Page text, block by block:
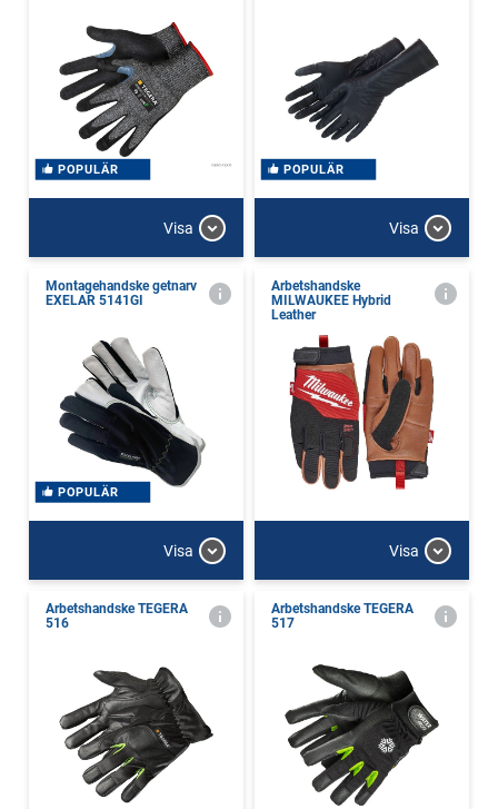
POPULÄR
Visa
POPULÄR
Visa
Montagehandske getnarv
EXELAR 5141GI
POPULÄR
Visa
Arbetshandske
MILWAUKEE Hybrid
Leather
Visa
Arbetshandske TEGERA
516
Arbetshandske TEGERA
517